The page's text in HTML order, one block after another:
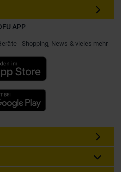
APP
- Shopping, News & vieles mehr